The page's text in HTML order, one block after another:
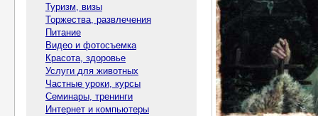
Туризм, визы
Торжества, развлечения
Питание
Видео и фотосъемка
Красота, здоровье
Услуги для животных
Частные уроки, курсы
Семинары, тренинги
Интернет и компьютеры